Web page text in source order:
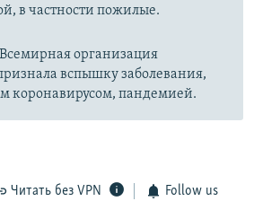
в частности пожилые.
Всемирная организация
вспышку заболевания,
коронавирусом, пандемией.
Читать без VPN Follow us